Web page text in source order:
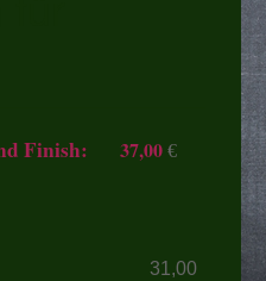
Finish: 37,00€
31,00